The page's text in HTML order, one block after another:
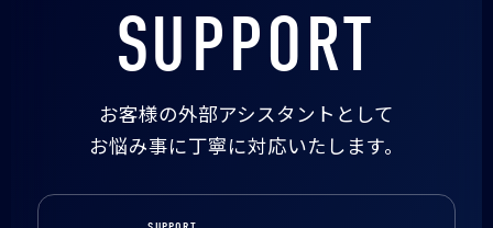
SUPPORT
お客様の外部アシスタントとして
お悩み事に丁寧に対応いたします。